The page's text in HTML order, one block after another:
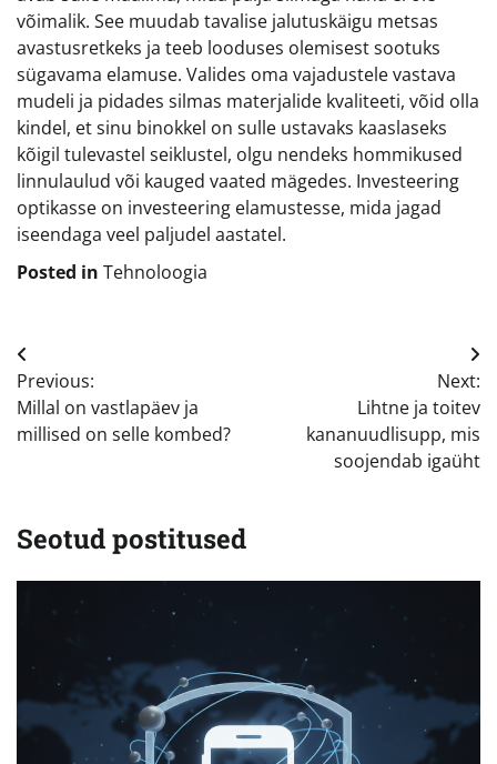
võimalik. See muudab tavalise jalutuskäigu metsas
avastusretkeks ja teeb looduses olemisest sootuks
sügavama elamuse. Valides oma vajadustele vastava
mudeli ja pidades silmas materjalide kvaliteeti, võid olla
kindel, et sinu binokkel on sulle ustavaks kaaslaseks
kõigil tulevastel seiklustel, olgu nendeks hommikused
linnulaulud või kauged vaated mägedes. Investeering
optikasse on investeering elamustesse, mida jagad
iseendaga veel paljudel aastatel.
Posted in Tehnoloogia
Navigeerimine
Previous:
Millal on vastlapäev ja
millised on selle kombed?
Next:
Lihtne ja toitev
kananuudlisupp, mis
soojendab igaüht
Seotud postitused